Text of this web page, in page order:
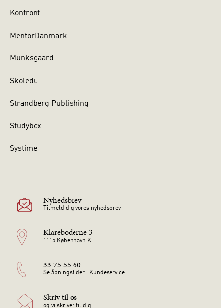
Konfront
MentorDanmark
Munksgaard
Skoledu
Strandberg Publishing
Studybox
Systime
Nyhedsbrev
Tilmeld dig vores nyhedsbrev
Klareboderne 3
1115 København K
33 75 55 60
Se åbningstider i Kundeservice
Skriv til os
og vi skriver til dig